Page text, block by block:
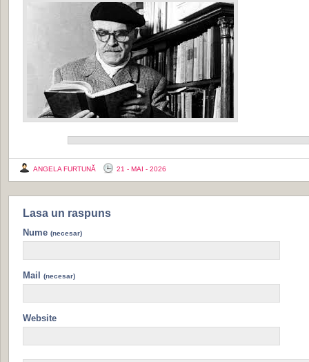
ANGELA FURTUNĂ 21 - MAI - 2026
Lasa un raspuns
Nume (necesar)
Mail (necesar)
Website